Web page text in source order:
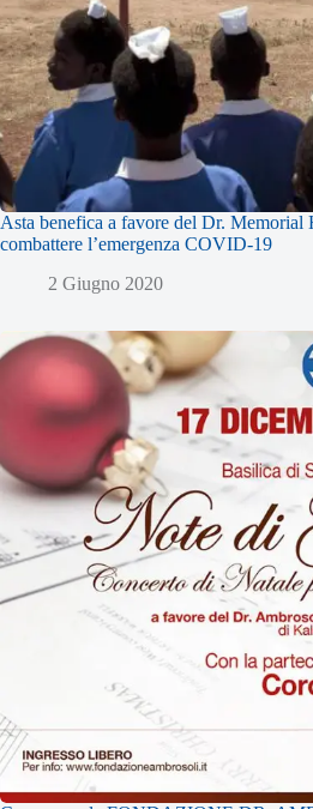
Asta benefica a favore del Dr. Memorial
combattere l’emergenza COVID-19
2 Giugno 2020